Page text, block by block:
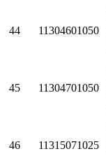
44 11304601050
45 11304701050
46 11315071025